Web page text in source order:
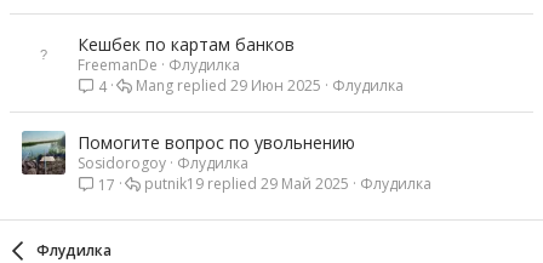
Кешбек по картам банков
FreemanDe
Флудилка
4
Флудилка
29 Июн 2025
Mang
Помогите вопрос по увольнению
Sosidorogoy Флудилка
17
Флудилка
29 Май 2025
putnik19
Флудилка